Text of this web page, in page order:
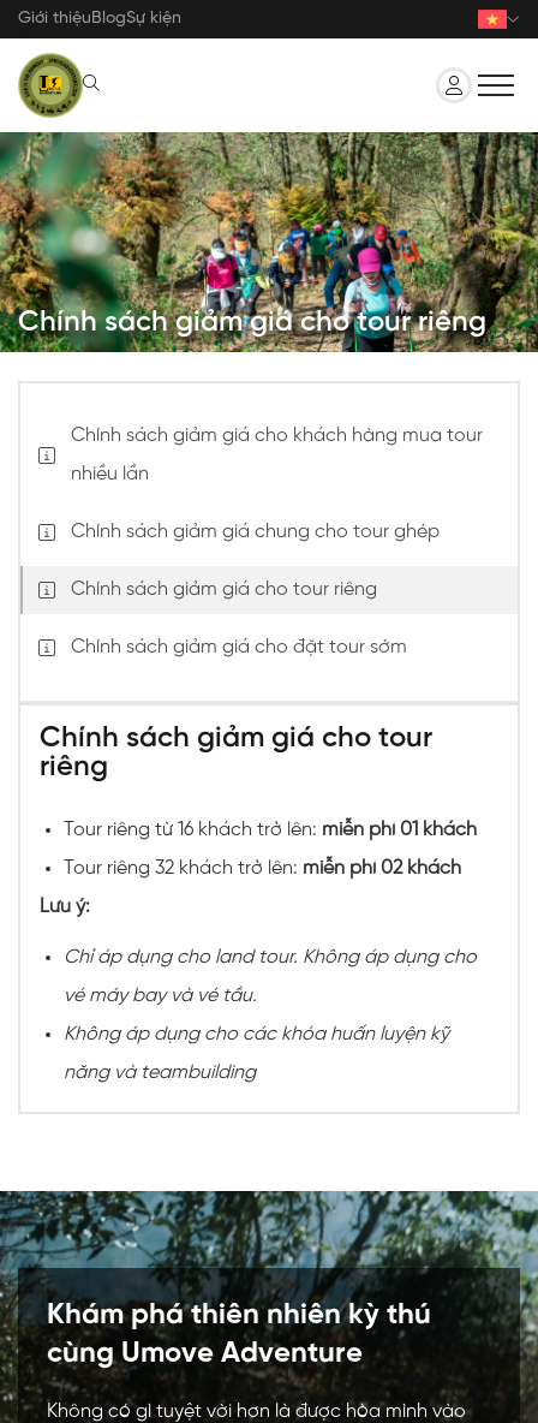
Nhảy
đến
dung
Giới thiệuBlogSự kiện
Chính sách giảm giá cho tour riêng
Chính sách giảm giá cho khách hàng mua tour
nhiều lần
Chính sách giảm giá chung cho tour ghép
Chính sách giảm giá cho tour riêng
Chính sách giảm giá cho đặt tour sớm
Chính sách giảm giá cho tour
riêng
Tour riêng từ 16 khách trở lên: miễn phí 01 khách
Tour riêng 32 khách trở lên: miễn phí 02 khách
Lưu ý:
Chỉ áp dụng cho land tour. Không áp dụng cho
vé máy bay và vé tầu.
Không áp dụng cho các khóa huấn luyện kỹ
năng và teambuilding
Khám phá thiên nhiên kỳ thú
cùng Umove Adventure
Không có gì tuyệt vời hơn là được hòa mình vào